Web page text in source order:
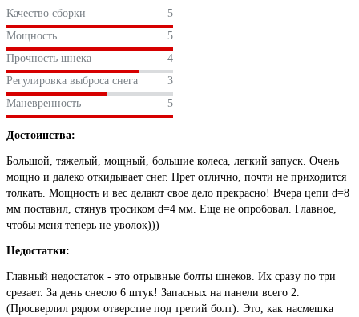
Качество сборки
5
Мощность
5
Прочность шнека
4
Регулировка выброса снега
3
Маневренность
5
Достоинства:
Большой, тяжелый, мощный, большие колеса, легкий запуск. Очень
мощно и далеко откидывает снег. Прет отлично, почти не приходится
толкать. Мощность и вес делают свое дело прекрасно! Вчера цепи d=8
мм поставил, стянув тросиком d=4 мм. Еще не опробовал. Главное,
чтобы меня теперь не уволок)))
Недостатки:
Главный недостаток - это отрывные болты шнеков. Их сразу по три
срезает. За день снесло 6 штук! Запасных на панели всего 2.
(Просверлил рядом отверстие под третий болт). Это, как насмешка